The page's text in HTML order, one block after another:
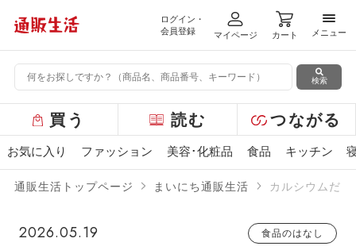
ログイン・
会員登録
マイページ カート
メ
メニュー
検索
ー
バ
買う 読む つながる
お気に入り ファッション 美容･化粧品 食品 キッチン
通販生活トップページ まいにち通販生活 カルシウムだ
2026.05.19 食品のはなし